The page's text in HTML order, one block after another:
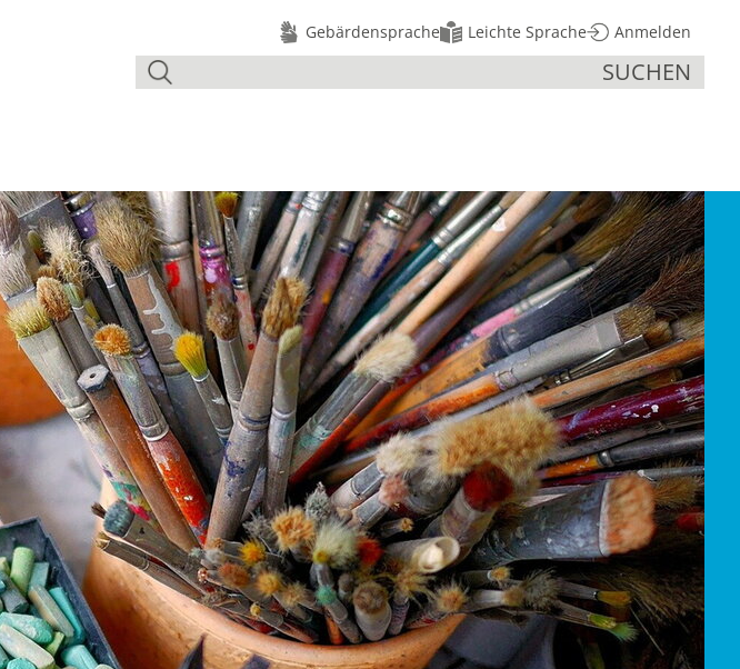
Gebärdensprache Leichte Sprache Anmelden
SUCHEN